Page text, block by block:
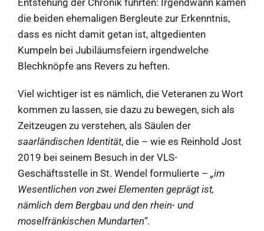
Entstehung der Chronik führten: Irgendwann kamen
die beiden ehemaligen Bergleute zur Erkenntnis,
dass es nicht damit getan ist, altgedienten
Kumpeln bei Jubiläumsfeiern irgendwelche
Blechknöpfe ans Revers zu heften.
Viel wichtiger ist es nämlich, die Veteranen zu Wort
kommen zu lassen, sie dazu zu bewegen, sich als
Zeitzeugen zu verstehen, als Säulen der
saarländischen Identität, die – wie es Reinhold Jost
2019 bei seinem Besuch in der VLS-
Geschäftsstelle in St. Wendel formulierte – „im
Wesentlichen von zwei Elementen geprägt ist,
nämlich dem Bergbau und den rhein- und
moselfränkischen Mundarten“.